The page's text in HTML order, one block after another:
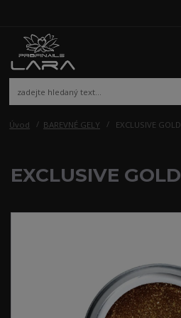
Úvod BAREVNÉ GELY EXCLUSIVE GOLD
EXCLUSIVE GOLD